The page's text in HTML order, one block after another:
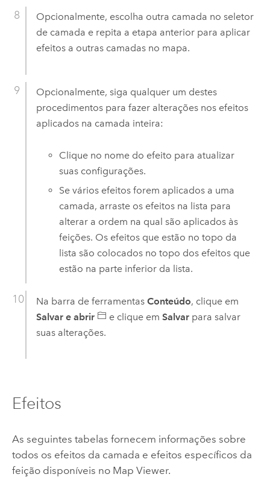
Opcionalmente, escolha outra camada no seletor
de camada e repita a etapa anterior para aplicar
efeitos a outras camadas no mapa.
Opcionalmente, siga qualquer um destes
procedimentos para fazer alterações nos efeitos
aplicados na camada inteira:
Clique no nome do efeito para atualizar
suas configurações.
Se vários efeitos forem aplicados a uma
camada, arraste os efeitos na lista para
alterar a ordem na qual são aplicados às
feições. Os efeitos que estão no topo da
lista são colocados no topo dos efeitos que
estão na parte inferior da lista.
Na barra de ferramentas Conteúdo, clique em
Salvar e abrir
e clique em Salvarpara salvar
suas alterações.
Efeitos
As seguintes tabelas fornecem informações sobre
todos os efeitos da camada e efeitos específicos da
feição disponíveis no Map Viewer.